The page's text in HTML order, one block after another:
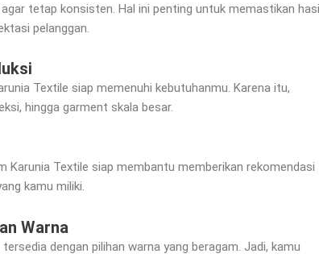
tetap konsisten. Hal ini penting untuk memastikan
pelanggan.
Textile siap memenuhi kebutuhanmu. Karena itu,
hingga garment skala besar.
Karunia Textile siap membantu memberikan rekomendasi
kamu miliki.
Warna
dengan pilihan warna yang beragam. Jadi, kamu